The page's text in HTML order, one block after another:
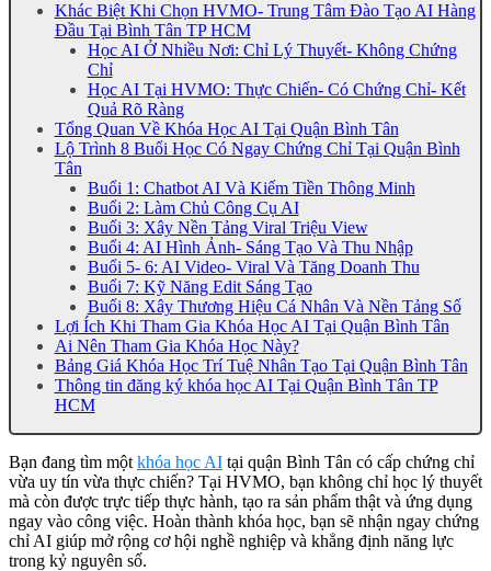
Khác Biệt Khi Chọn HVMO- Trung Tâm Đào Tạo AI Hàng
Đầu Tại Bình Tân TP HCM
Học AI Ở Nhiều Nơi: Chỉ Lý Thuyết- Không Chứng
Chỉ
Học AI Tại HVMO: Thực Chiến- Có Chứng Chỉ- Kết
Quả Rõ Ràng
Tổng Quan Về Khóa Học AI Tại Quận Bình Tân
Lộ Trình 8 Buổi Học Có Ngay Chứng Chỉ Tại Quận Bình
Tân
Buổi 1: Chatbot AI Và Kiếm Tiền Thông Minh
Buổi 2: Làm Chủ Công Cụ AI
Buổi 3: Xây Nền Tảng Viral Triệu View
Buổi 4: AI Hình Ảnh- Sáng Tạo Và Thu Nhập
Buổi 5- 6: AI Video- Viral Và Tăng Doanh Thu
Buổi 7: Kỹ Năng Edit Sáng Tạo
Buổi 8: Xây Thương Hiệu Cá Nhân Và Nền Tảng Số
Lợi Ích Khi Tham Gia Khóa Học AI Tại Quận Bình Tân
Ai Nên Tham Gia Khóa Học Này?
Bảng Giá Khóa Học Trí Tuệ Nhân Tạo Tại Quận Bình Tân
Thông tin đăng ký khóa học AI Tại Quận Bình Tân TP
HCM
Bạn đang tìm một khóa học AI tại quận Bình Tân có cấp chứng chỉ
vừa uy tín vừa thực chiến? Tại HVMO, bạn không chỉ học lý thuyết
mà còn được trực tiếp thực hành, tạo ra sản phẩm thật và ứng dụng
ngay vào công việc. Hoàn thành khóa học, bạn sẽ nhận ngay chứng
chỉ AI giúp mở rộng cơ hội nghề nghiệp và khẳng định năng lực
trong kỷ nguyên số.